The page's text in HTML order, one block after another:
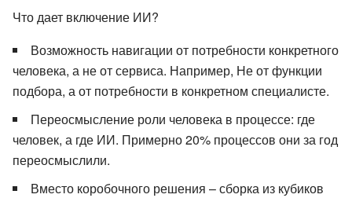
Что дает включение ИИ?
Возможность навигации от потребности конкретного
человека, а не от сервиса. Например, Не от функции
подбора, а от потребности в конкретном специалисте.
Переосмысление роли человека в процессе: где
человек, а где ИИ. Примерно 20% процессов они за год
переосмыслили.
Вместо коробочного решения – сборка из кубиков